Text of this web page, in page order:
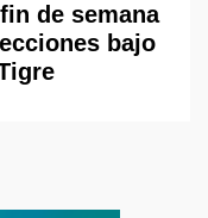
de semana
bajo